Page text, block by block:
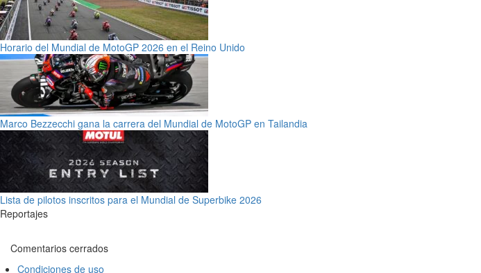
Horario del Mundial de MotoGP 2026 en el Reino Unido
Marco Bezzecchi gana la carrera del Mundial de MotoGP en Tailandia
Lista de pilotos inscritos para el Mundial de Superbike 2026
Reportajes
Comentarios cerrados
Condiciones de uso